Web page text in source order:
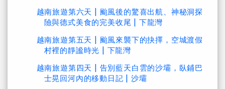
越南旅遊第六天 | 颱風後的驚喜出航、神秘洞探
險與德式美食的完美收尾 | 下龍灣
越南旅遊第五天 | 颱風來襲下的抉擇，空城渡假
村裡的靜謐時光 | 下龍灣
越南旅遊第四天 | 告別藍天白雲的沙壩，臥鋪巴
士晃回河內的移動日記 | 沙壩